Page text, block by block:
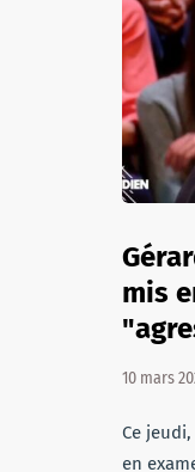
mis
10 mars
Ce
en